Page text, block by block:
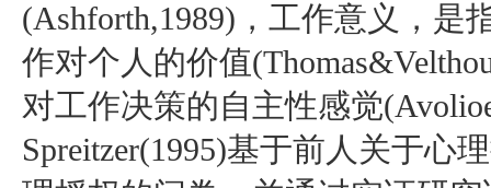
(Ashforth,1989)，工作意义，是
作对个人的价值
对工作决策的自主性感觉
Spreitzer(1995)基于前人关于心